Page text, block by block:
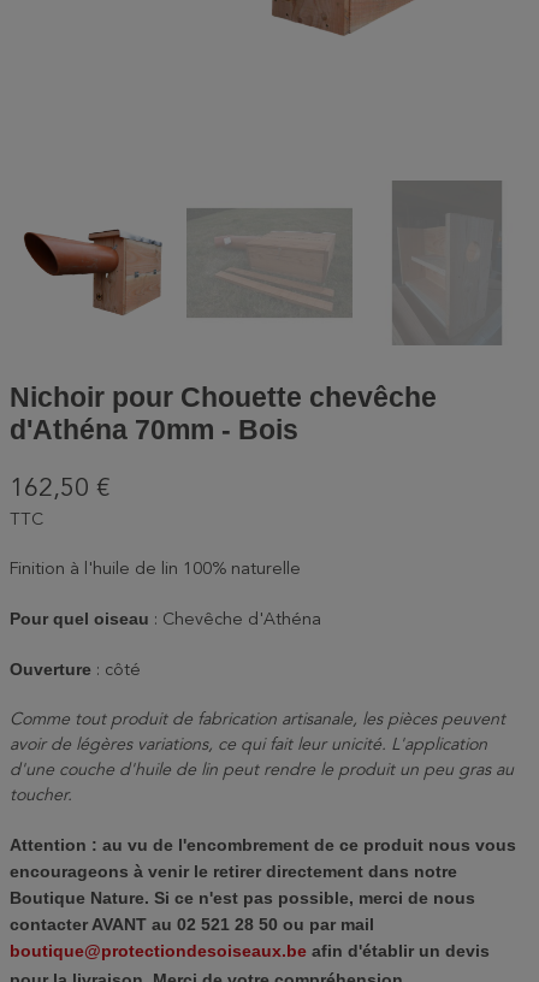
Nichoir pour Chouette chevêche
d'Athéna 70mm - Bois
162,50 €
TTC
Finition à l'huile de lin 100% naturelle
Pour quel oiseau : Chevêche d'Athéna
Ouverture : côté
Comme tout produit de fabrication artisanale, les pièces peuvent
avoir de légères variations, ce qui fait leur unicité. L'application
d'une couche d'huile de lin peut rendre le produit un peu gras au
toucher.
Attention : au vu de l'encombrement de ce produit nous vous
encourageons à venir le retirer directement dans notre
Boutique Nature. Si ce n'est pas possible, merci de nous
contacter AVANT au 02 521 28 50 ou par mail
boutique@protectiondesoiseaux.be afin d'établir un devis